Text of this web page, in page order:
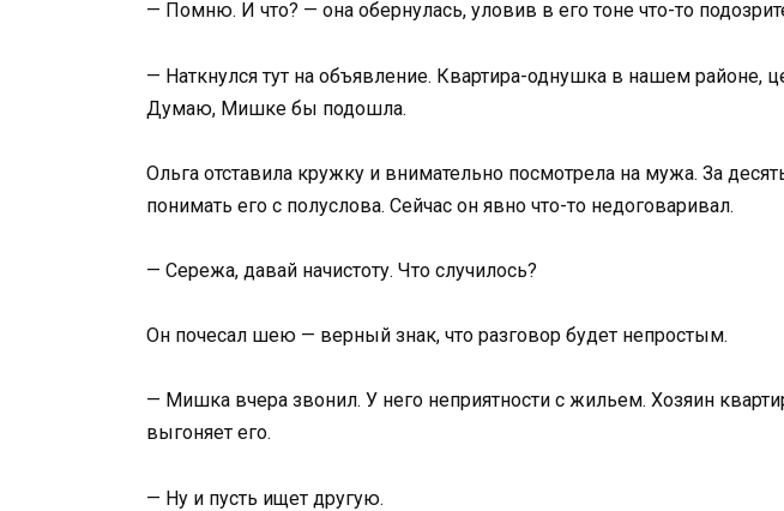
— Помню. И что? — она обернулась, уловив в его тоне что-то
— Наткнулся тут на объявление. Квартира-однушка в нашем районе,
Думаю, Мишке бы подошла.
Ольга отставила кружку и внимательно посмотрела на мужа. За
понимать его с полуслова. Сейчас он явно что-то недоговаривал.
— Сережа, давай начистоту. Что случилось?
Он почесал шею — верный знак, что разговор будет непростым.
— Мишка вчера звонил. У него неприятности с жильем. Хозяин
выгоняет его.
— Ну и пусть ищет другую.